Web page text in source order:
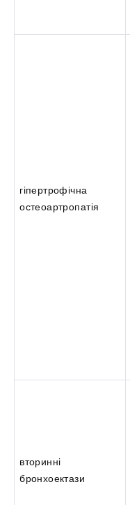
гіпертрофічна
остеоартропатія
вторинні
бронхоектази